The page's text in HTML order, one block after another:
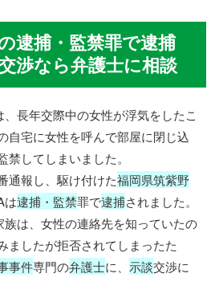
逮捕・監禁罪で逮捕
渉なら弁護士に相談
、長年交際中の女性が浮気をしたこ
自宅に女性を呼んで部屋に閉じ込
してしまいました。
通報し、駆け付けた福岡県筑紫野
は逮捕・監禁罪で逮捕されました。
は、女性の連絡先を知っていたの
ましたが拒否されてしまったた
事件専門の弁護士に、示談交渉に